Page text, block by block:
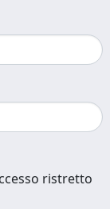
ristretto